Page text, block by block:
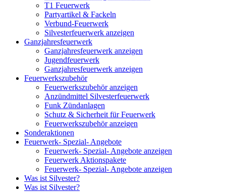
T1 Feuerwerk
Partyartikel & Fackeln
Verbund-Feuerwerk
Silvesterfeuerwerk anzeigen
Ganzjahresfeuerwerk
Ganzjahresfeuerwerk anzeigen
Jugendfeuerwerk
Ganzjahresfeuerwerk anzeigen
Feuerwerkszubehör
Feuerwerkszubehör anzeigen
Anzündmittel Silvesterfeuerwerk
Funk Zündanlagen
Schutz & Sicherheit für Feuerwerk
Feuerwerkszubehör anzeigen
Sonderaktionen
Feuerwerk- Spezial- Angebote
Feuerwerk- Spezial- Angebote anzeigen
Feuerwerk Aktionspakete
Feuerwerk- Spezial- Angebote anzeigen
Was ist Silvester?
Was ist Silvester?